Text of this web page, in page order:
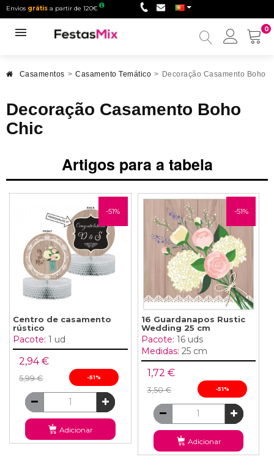
Envios grátis a partir de 120€
0
Minha
Casamentos > Casamento Temático > Decoração Casamento Boho
Decoração Casamento Boho
Chic
Artigos para a tabela
-51%
Centro de casamento
rústico
Pacote: 1 ud
2,94 €
5,99 € -51%
Adicionar
-51%
16 Guardanapos Rustic
Wedding 25 cm
Pacote: 16 uds
Medidas: 25 cm
1,72 €
3,50 € -51%
Adicionar